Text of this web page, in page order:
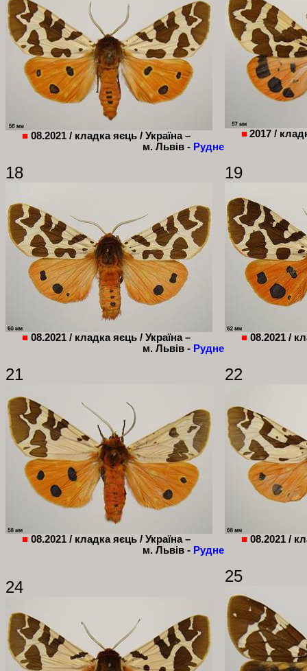
■ 08.2021 / кладка яєць / Україна –
м. Львів - Рудне
■ 2017 /
18
■ 08.2021 / кладка яєць / Україна –
м. Львів - Рудне
19
■ 08.2021 /
21
■ 08.2021 / кладка яєць / Україна –
м. Львів - Рудне
22
■ 08.2021 /
24
25